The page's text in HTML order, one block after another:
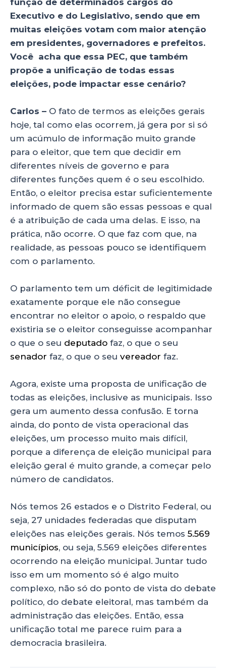
Executivo e do Legislativo, sendo que em
muitas eleições votam com maior atenção
em presidentes, governadores e prefeitos.
Você acha que essa PEC, que também
propõe a unificação de todas essas
eleições, pode impactar esse cenário?
Carlos – O fato de termos as eleições gerais
hoje, tal como elas ocorrem, já gera por si só
um acúmulo de informação muito grande
para o eleitor, que tem que decidir em
diferentes níveis de governo e para
diferentes funções quem é o seu escolhido.
Então, o eleitor precisa estar suficientemente
informado de quem são essas pessoas e qual
é a atribuição de cada uma delas. E isso, na
prática, não ocorre. O que faz com que, na
realidade, as pessoas pouco se identifiquem
com o parlamento.
O parlamento tem um déficit de legitimidade
exatamente porque ele não consegue
encontrar no eleitor o apoio, o respaldo que
existiria se o eleitor conseguisse acompanhar
o que o seu deputado faz, o que o seu
senador faz, o que o seu vereador faz.
Agora, existe uma proposta de unificação de
todas as eleições, inclusive as municipais. Isso
gera um aumento dessa confusão. E torna
ainda, do ponto de vista operacional das
eleições, um processo muito mais difícil,
porque a diferença de eleição municipal para
eleição geral é muito grande, a começar pelo
número de candidatos.
Nós temos 26 estados e o Distrito Federal, ou
seja, 27 unidades federadas que disputam
eleições nas eleições gerais. Nós temos 5.569
municípios, ou seja, 5.569 eleições diferentes
ocorrendo na eleição municipal. Juntar tudo
isso em um momento só é algo muito
complexo, não só do ponto de vista do debate
político, do debate eleitoral, mas também da
administração das eleições. Então, essa
unificação total me parece ruim para a
democracia brasileira.